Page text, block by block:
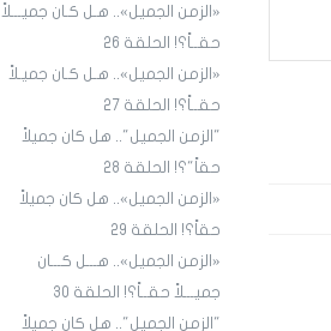
«الزمن الجميل».. هـل كـان جميـــلاً
حقــاً؟! الحلقة 26
«الزمن الجميل».. هـل كـان جميـلاً
حقــاً؟! الحلقة 27
"الزمن الجميل".. هل كان جميلاً
حقاً"؟! الحلقة 28
«الزمن الجميل».. هل كان جميلاً
حقاً؟! الحلقة 29
«الزمن الجميل».. هـــل كـــان
جميـــلاً حقــاً؟! الحلقة 30
"الزمن الجميل".. هل كان جميلاً